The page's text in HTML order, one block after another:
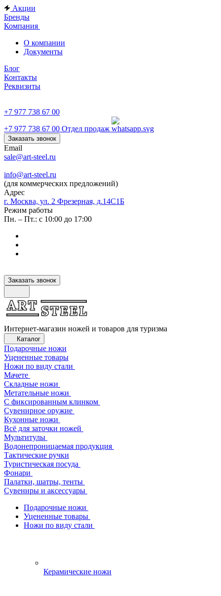
Акции
Бренды
Компания
О компании
Документы
Блог
Контакты
Реквизиты
+7 977 738 67 00
+7 977 738 67 00 Отдел продаж
Заказать звонок
Email
sale@art-steel.ru
info@art-steel.ru
(для коммерческих предложений)
Адрес
г. Москва, ул. 2 Фрезерная, д.14С1Б
Режим работы
Пн. – Пт.: с 10:00 до 17:00
Заказать звонок
Интернет-магазин ножей и товаров для туризма
Каталог
Подарочные ножи
Уцененные товары
Ножи по виду стали
Мачете
Складные ножи
Метательные ножи
С фиксированным клинком
Сувенирное оружие
Кухонные ножи
Всё для заточки ножей
Мультитулы
Водонепроницаемая продукция
Тактические ручки
Туристическая посуда
Фонари
Палатки, шатры, тенты
Сувениры и аксессуары
Подарочные ножи
Уцененные товары
Ножи по виду стали
Керамические ножи